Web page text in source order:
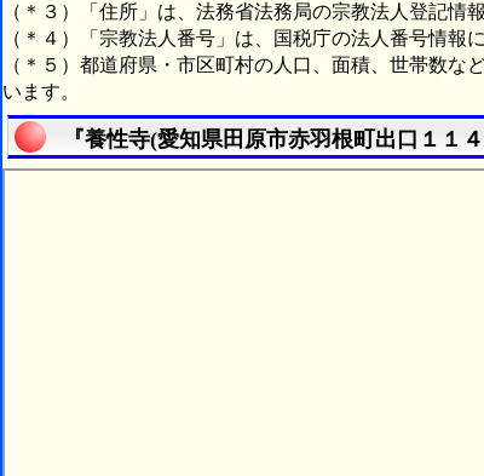
（＊３）「住所」は、法務省法務局の宗教法人登記情
（＊４）「宗教法人番号」は、国税庁の法人番号情報
（＊５）都道府県・市区町村の人口、面積、世帯数
います。
『養性寺(愛知県田原市赤羽根町出口１１